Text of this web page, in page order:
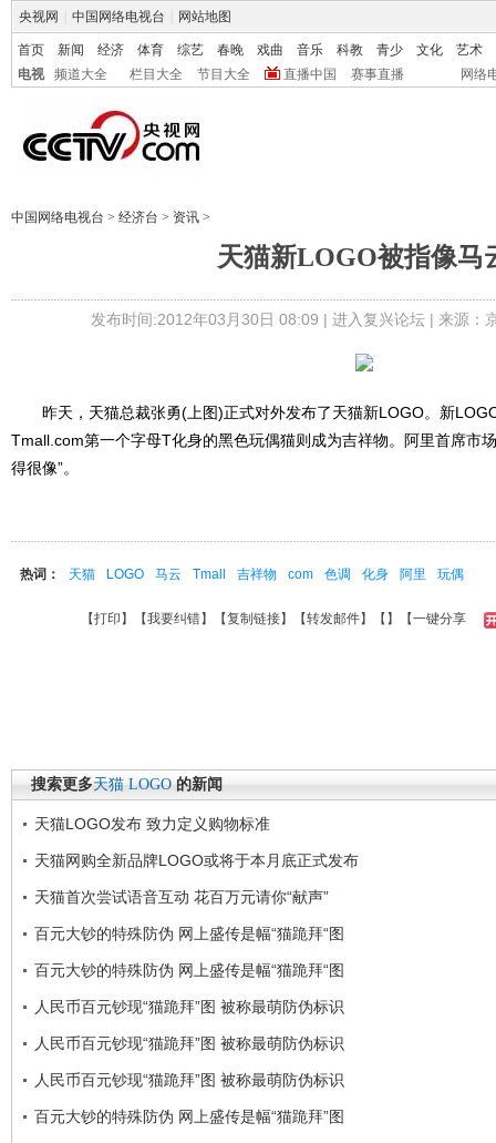
央视网 中国网络电视台 网站地图
首页 新闻 经济 体育 综艺 春晚 戏曲 音乐 科教 青少 文化
艺术
电视
频道大全 栏目大全 节目大全 直播中国 赛事直播 网络
中国网络电视台 > 经济台 > 资讯 >
天猫新LOGO被指像马
发布时间:2012年03月30日 08:09 | 进入复兴论坛| 来源：
昨天，天猫总裁张勇(上图)正式对外发布了天猫新LOGO。新
Tmall.com第一个字母T化身的黑色玩偶猫则成为吉祥物。阿里首席市
得很像”。
热词： 天猫 LOGO 马云 Tmall 吉祥物 com 色调 化身 阿里 玩偶
【打印 】【我要纠错】【复制链接】【转发邮件】【 】 【一键分享
搜索更多天猫 LOGO 的新闻
天猫LOGO发布 致力定义购物标准
天猫网购全新品牌LOGO或将于本月底正式发布
天猫首次尝试语音互动 花百万元请你“献声”
百元大钞的特殊防伪 网上盛传是幅“猫跪拜“图
百元大钞的特殊防伪 网上盛传是幅“猫跪拜“图
人民币百元钞现“猫跪拜”图 被称最萌防伪标识
人民币百元钞现“猫跪拜”图 被称最萌防伪标识
人民币百元钞现“猫跪拜”图 被称最萌防伪标识
百元大钞的特殊防伪 网上盛传是幅“猫跪拜”图